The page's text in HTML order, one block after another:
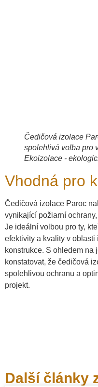
Čedičová izolace
spolehlivá volba pro
Ekoizolace -
Vhodná pro
Čedičová izolace Paroc
vynikající požiarní
Je ideální volbou pro ty,
efektivity a kvality v
konstrukce. S ohledem na
konstatovat, že čedičová
spolehlivou ochranu a
projekt.
Další články